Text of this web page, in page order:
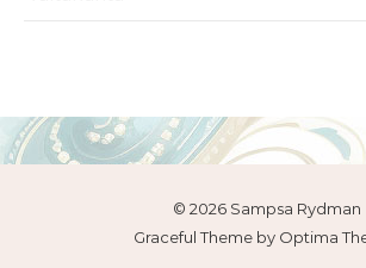
© 2026 Sampsa Rydman
Graceful Theme by Optima